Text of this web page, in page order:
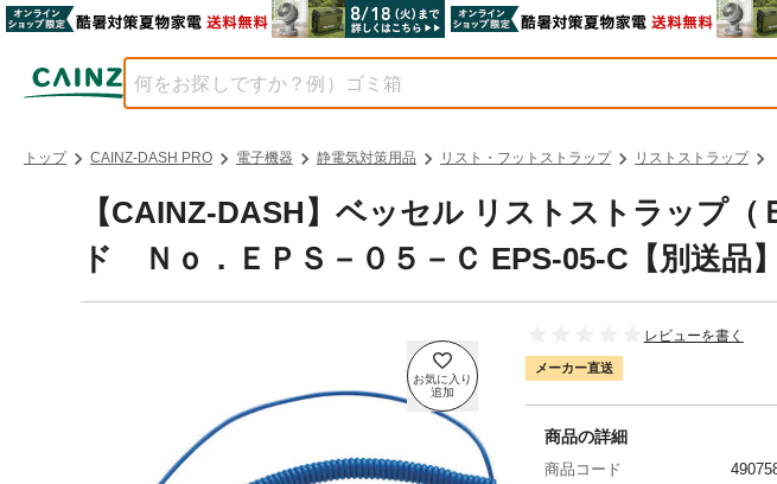
トップ CAINZ-DASH PRO 電子機器 静電気対策用品 リスト・フットストラップ リストストラップ
【CAINZ-DASH】ベッセル リストストラップ（
ド Ｎｏ．ＥＰＳ－０５－Ｃ EPS-05-C【別送品】
レビューを書く
メーカー直送
商品の詳細
商品コード